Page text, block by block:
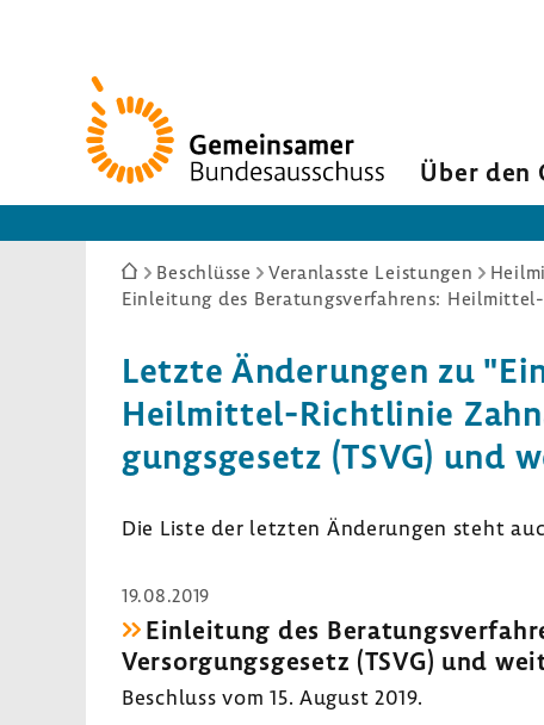
Zur
Startseite
Über den
Sie
sind
Beschlüsse Veranlasste Leistungen
Letzte Ände­rungen zu
Heilmittel-​Richtlinie
gungs­ge­setz (TSVG) und
Die Liste der letzten Ände­rungen steht
19.08.2019
Einlei­tung des
Versor­gungs­ge­setz (TSVG) und
Beschluss vom 15. August 2019.